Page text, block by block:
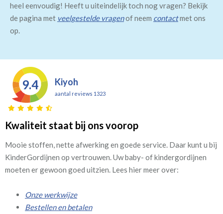
heel eenvoudig! Heeft u uiteindelijk toch nog vragen? Bekijk
de pagina met veelgestelde vragenof neem contactmet ons
op.
9.4 Kiyoh
aantal reviews 1323
Kwaliteit staat bij ons voorop
Mooie stoffen, nette afwerking en goede service. Daar kunt u bij
KinderGordijnen op vertrouwen. Uw baby- of kindergordijnen
moeten er gewoon goed uitzien. Lees hier meer over:
Onze werkwijze
Bestellen en betalen